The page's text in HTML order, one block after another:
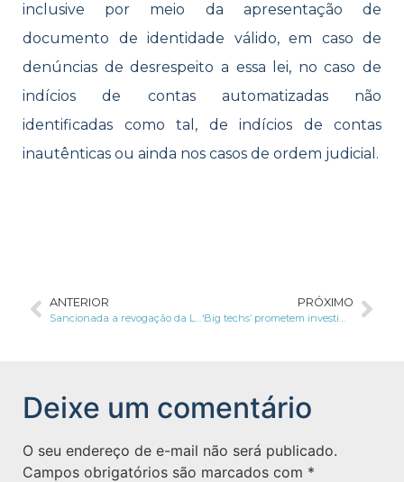
inclusive por meio da apresentação de
documento de identidade válido, em caso de
denúncias de desrespeito a essa lei, no caso de
indícios de contas automatizadas não
identificadas como tal, de indícios de contas
inautênticas ou ainda nos casos de ordem judicial.
ANTERIOR PRÓXIMO
Deixe um comentário
O seu endereço de e-mail não será publicado.
Campos obrigatórios são marcados com *